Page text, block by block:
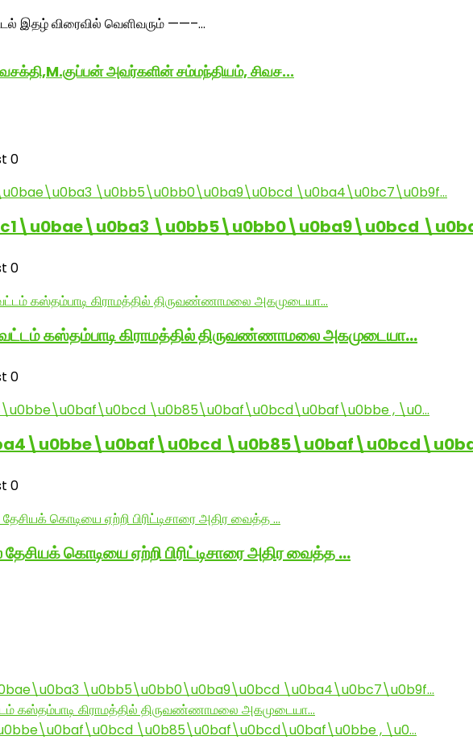
அவர்களின் சம்மந்தியம், சிவச...
0
\u0bb5\u0bb0\u0ba9\u0bcd
0
கஸ்தம்பாடி கிராமத்தில் திருவண்ணாமலை அகமுடையா…
0
0
கொடியை ஏற்றி பிரிட்டிசாரை அதிர வைத்த …
\u0bb5\u0bb0\u0ba9\u0bcd \u0ba4\u0bc7\u0b9f…
கஸ்தம்பாடி கிராமத்தில் திருவண்ணாமலை அகமுடையா…
\u0b85\u0baf\u0bcd\u0baf\u0bbe , \u0…